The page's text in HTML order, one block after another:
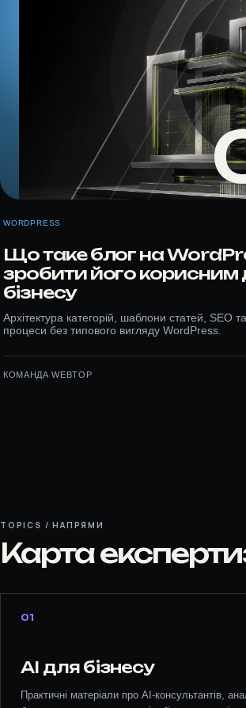
WORDPRESS
Що таке блог на
зробити його корисним
бізнесу
Архітектура категорій, шаблони статей, SEO
процеси без типового вигляду WordPress.
КОМАНДА WEBTOP
TOPICS / НАПРЯМИ
Карта
01
AI для бізнесу
Практичні матеріали про AI-консультантів,